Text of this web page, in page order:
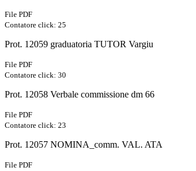
File PDF
Contatore click: 25
Prot. 12059 graduatoria TUTOR Vargiu
File PDF
Contatore click: 30
Prot. 12058 Verbale commissione dm 66
File PDF
Contatore click: 23
Prot. 12057 NOMINA_comm. VAL. ATA
File PDF